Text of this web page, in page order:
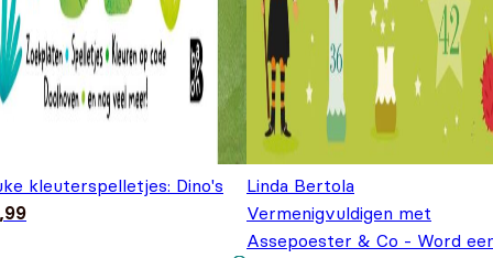
kleuterspelletjes: Dino's
Linda Bertola
Vermenigvuldigen met
Assepoester & Co - Word